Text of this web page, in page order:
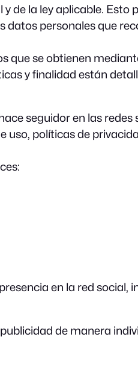
de la ley aplicable. Esto
datos personales que
que se obtienen
y finalidad están
seguidor en las
uso, políticas de
en la red social,
de manera